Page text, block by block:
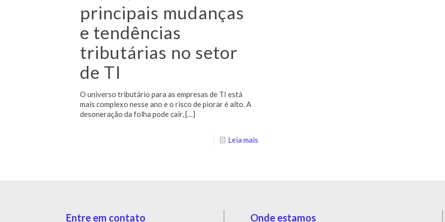
principais mudanças
e tendências
tributárias no setor
de TI
O universo tributário para as empresas de TI está
mais complexo nesse ano e o risco de piorar é alto. A
desoneração da folha pode cair,[…]
Leia mais
Entre em contato Onde estamos